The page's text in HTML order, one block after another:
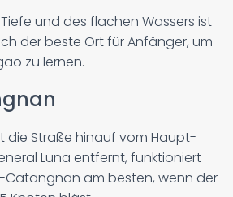
und des flachen Wassers ist
der beste Ort für Anfänger, um
zu lernen.
die Straße hinauf vom Haupt-
Luna entfernt, funktioniert
Catangnan am besten, wenn der